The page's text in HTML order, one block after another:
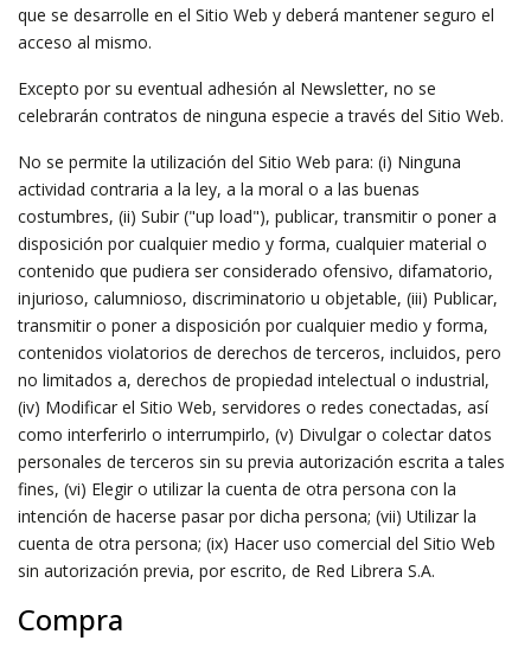
que se desarrolle en el Sitio Web y deberá mantener seguro el
acceso al mismo.
Excepto por su eventual adhesión al Newsletter, no se
celebrarán contratos de ninguna especie a través del Sitio Web.
No se permite la utilización del Sitio Web para: (i) Ninguna
actividad contraria a la ley, a la moral o a las buenas
costumbres, (ii) Subir ("up load"), publicar, transmitir o poner a
disposición por cualquier medio y forma, cualquier material o
contenido que pudiera ser considerado ofensivo, difamatorio,
injurioso, calumnioso, discriminatorio u objetable, (iii) Publicar,
transmitir o poner a disposición por cualquier medio y forma,
contenidos violatorios de derechos de terceros, incluidos, pero
no limitados a, derechos de propiedad intelectual o industrial,
(iv) Modificar el Sitio Web, servidores o redes conectadas, así
como interferirlo o interrumpirlo, (v) Divulgar o colectar datos
personales de terceros sin su previa autorización escrita a tales
fines, (vi) Elegir o utilizar la cuenta de otra persona con la
intención de hacerse pasar por dicha persona; (vii) Utilizar la
cuenta de otra persona; (ix) Hacer uso comercial del Sitio Web
sin autorización previa, por escrito, de Red Librera S.A.
Compra